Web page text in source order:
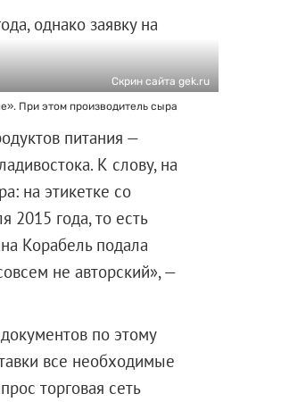
однако заявку на
Скрин сайта gek.ru
При этом производитель сыра
питания —
К слову, на
на этикетке со
2015 года, то есть
Корабель подала
не авторский», —
по этому
все необходимые
торговая сеть